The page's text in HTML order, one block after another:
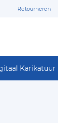
Retourneren
Karikatuur